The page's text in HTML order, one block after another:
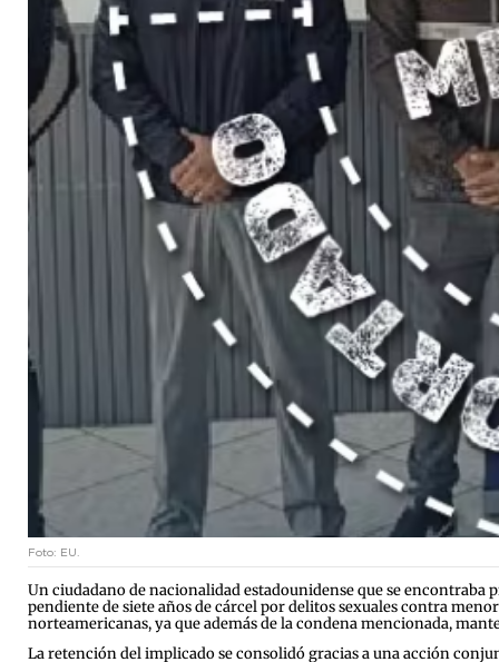
Foto: EU.
Un ciudadano de nacionalidad estadounidense que se encontraba
pendiente de siete años de cárcel por delitos sexuales contra
norteamericanas, ya que además de la condena mencionada,
La retención del implicado se consolidó gracias a una acción